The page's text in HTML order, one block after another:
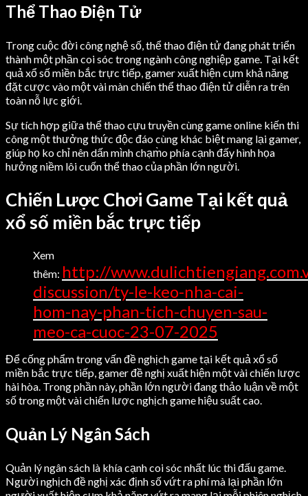
Thể Thao Điện Tử
Trong cuộc đời công nghệ số, thể thao điện tử đang phát triển
thành một phần coi sóc trong ngành công nghiệp game. Tại kết
quả xổ số miền bắc trực tiếp, gamer xuất hiện cụm khả năng
đặt cược vào một vài màn chiến thể thao điện tử diễn ra trên
toàn nỗ lực giới.
Sự tích hợp giữa thể thao cựu truyền cùng game online kiến thi
công một thưởng thức độc đáo cùng khác biệt mang lại gamer,
giúp họ ko chỉ nên dấn mình chạm̀o phía cạnh đấy hình họa
hưởng niềm lôi cuốn thể thao của phần lớn người.
Chiến Lược Chơi Game Tại kết quả
xổ số miền bắc trực tiếp
Xem
thêm: http://
discussion/ty-le-keo-nha-cai-
hom-nay-phan-tich-chuyen-sau-
meo-ca-cuoc-23-07-2025
Để cống phẩm trong vấn đề nghịch game tại kết quả xổ số
miền bắc trực tiếp, gamer đề nghị xuất hiện một vài chiến lược
hài hòa. Trong phần này, phần lớn người đang thảo luận về một
số trong một vài chiến lược nghịch game hiệu suất cao.
Quản Lý Ngân Sách
Quản lý ngân sách là khía cạnh coi sóc nhất lúc thi đấu game.
Người nghịch đề nghị xác định số vứt ra phí mà lại phần lớn